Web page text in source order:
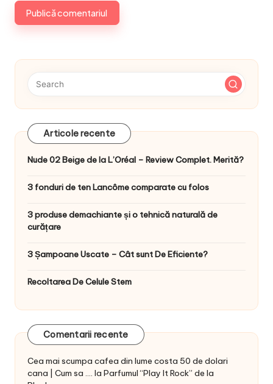
Articole recente
Nude 02 Beige de la L’Oréal – Review Complet. Merită?
3 fonduri de ten Lancôme comparate cu folos
3 produse demachiante și o tehnică naturală de
curățare
3 Șampoane Uscate – Cât sunt De Eficiente?
Recoltarea De Celule Stem
Comentarii recente
Cea mai scumpa cafea din lume costa 50 de dolari
cana | Cum sa .... la Parfumul “Play It Rock” de la